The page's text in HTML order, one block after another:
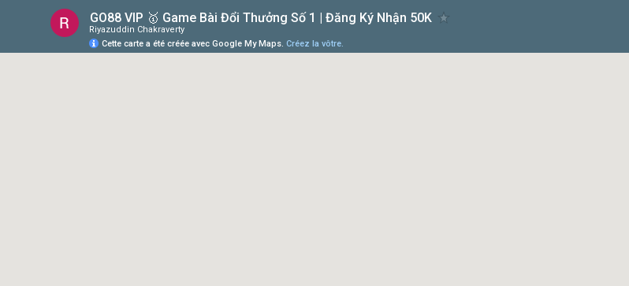
GO88 VIP 🥇 Game Bài Đổi Thưởng Số 1 | Đăng Ký Nhận 50K
Riyazuddin Chakraverty
Cette carte a été créée avec Google My Maps. Créez la vôtre.